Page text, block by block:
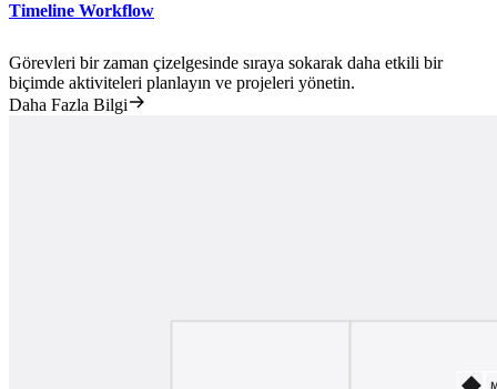
Timeline Workflow
Görevleri bir zaman çizelgesinde sıraya sokarak daha etkili bir
biçimde aktiviteleri planlayın ve projeleri yönetin.
Daha Fazla Bilgi